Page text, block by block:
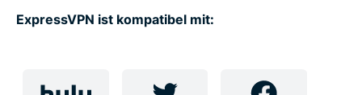
Sie alles, was das Internet zu bieten hat.
ExpressVPN ist kompatibel mit: